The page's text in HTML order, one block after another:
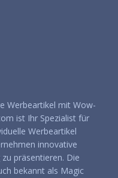
Werbeartikel mit Wow-
ist Ihr Spezialist für
Werbeartikel
innovative
präsentieren. Die
bekannt als Magic